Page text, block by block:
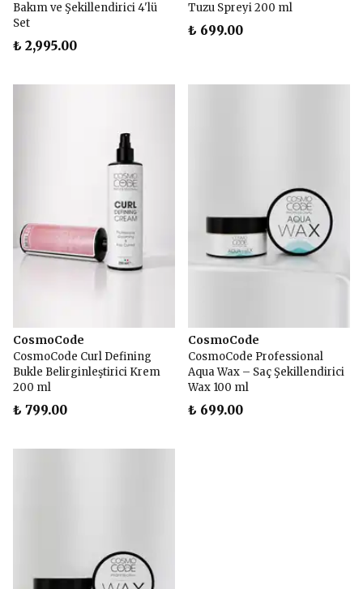
Bakım ve Şekillendirici 4'lü
Set
₺ 2,995.00
Tuzu Spreyi 200 ml
₺ 699.00
CosmoCode
CosmoCode Curl Defining
Bukle Belirginleştirici Krem
200 ml
₺ 799.00
CosmoCode
CosmoCode Professional
Aqua Wax – Saç Şekillendirici
Wax 100 ml
₺ 699.00